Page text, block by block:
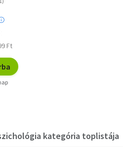
Ft
kategória toplistája